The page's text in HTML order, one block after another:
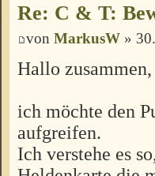
Re: C & T:
von MarkusW »
Hallo zusammen,
ich möchte den
aufgreifen.
Ich verstehe es